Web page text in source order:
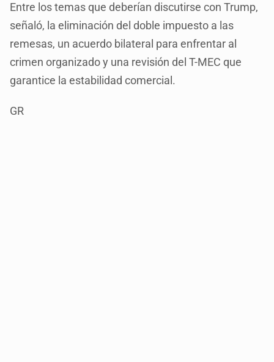
Entre los temas que deberían discutirse con Trump,
señaló, la eliminación del doble impuesto a las
remesas, un acuerdo bilateral para enfrentar al
crimen organizado y una revisión del T-MEC que
garantice la estabilidad comercial.
GR